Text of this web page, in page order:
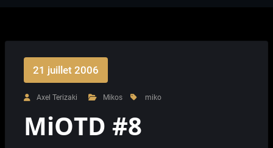
21 juillet 2006
Axel Terizaki Mikos miko
MiOTD #8